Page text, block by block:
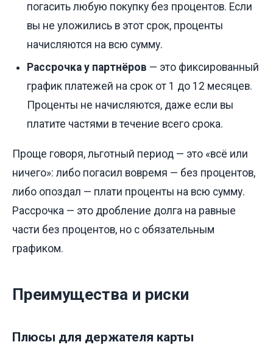
погасить любую покупку без процентов. Если
вы не уложились в этот срок, проценты
начисляются на всю сумму.
Рассрочка у партнёров — это фиксированный
график платежей на срок от 1 до 12 месяцев.
Проценты не начисляются, даже если вы
платите частями в течение всего срока.
Проще говоря, льготный период — это «всё или
ничего»: либо погасил вовремя — без процентов,
либо опоздал — плати проценты на всю сумму.
Рассрочка — это дробление долга на равные
части без процентов, но с обязательным
графиком.
Преимущества и риски
Плюсы для держателя карты